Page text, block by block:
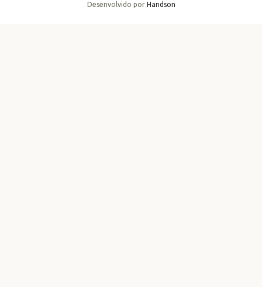
Desenvolvido por Handson